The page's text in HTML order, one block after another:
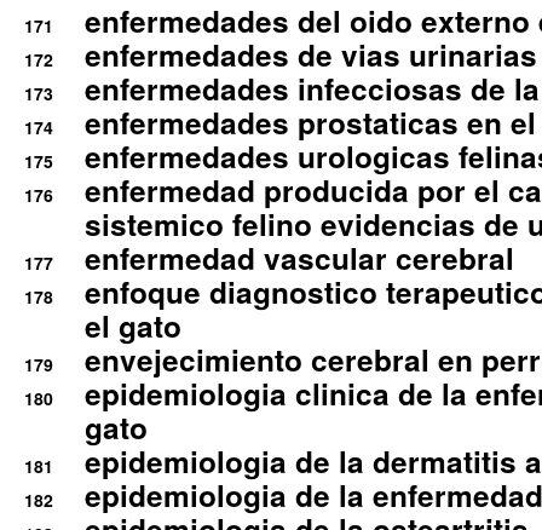
171 enfermedades del oido
172 enfermedades de vias
173 enfermedades infecciosas de
174 enfermedades prostaticas en
175 enfermedades urologicas
176
enfermedad producida por el
sistemico felino evidencias de
177 enfermedad vascular cerebral
178
enfoque diagnostico
el gato
179 envejecimiento cerebral en
180
epidemiologia clinica de la
gato
181 epidemiologia de la dermatitis
182 epidemiologia de la